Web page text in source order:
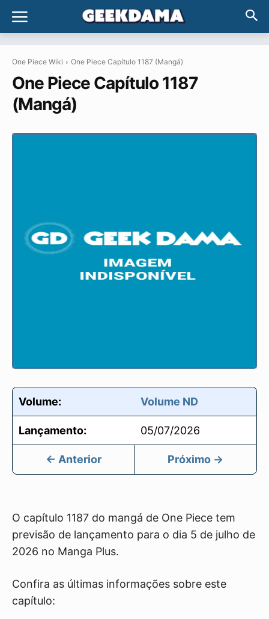
One Piece Wiki One Piece Capítulo 1187 (Mangá)
One Piece Capítulo 1187
(Mangá)
Volume: Volume ND
Lançamento: 05/07/2026
← Anterior Próximo →
O capítulo 1187 do mangá de One Piece tem
previsão de lançamento para o dia 5 de julho de
2026 no Manga Plus.
Confira as últimas informações sobre este
capítulo: